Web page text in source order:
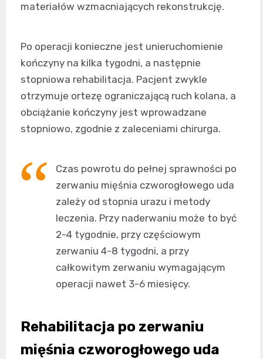
materiałów wzmacniających rekonstrukcję.
Po operacji konieczne jest unieruchomienie
kończyny na kilka tygodni, a następnie
stopniowa rehabilitacja. Pacjent zwykle
otrzymuje ortezę ograniczającą ruch kolana, a
obciążanie kończyny jest wprowadzane
stopniowo, zgodnie z zaleceniami chirurga.
Czas powrotu do pełnej sprawności po
zerwaniu mięśnia czworogłowego uda
zależy od stopnia urazu i metody
leczenia. Przy naderwaniu może to być
2-4 tygodnie, przy częściowym
zerwaniu 4-8 tygodni, a przy
całkowitym zerwaniu wymagającym
operacji nawet 3-6 miesięcy.
Rehabilitacja po zerwaniu
mięśnia czworogłowego uda